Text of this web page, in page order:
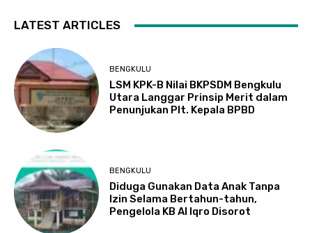
LATEST ARTICLES
BENGKULU
LSM KPK-B Nilai BKPSDM Bengkulu
Utara Langgar Prinsip Merit dalam
Penunjukan Plt. Kepala BPBD
BENGKULU
Diduga Gunakan Data Anak Tanpa
Izin Selama Bertahun-tahun,
Pengelola KB Al Iqro Disorot